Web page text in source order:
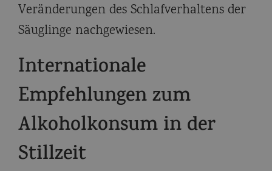
Veränderungen des Schlafverhaltens der
Säuglinge nachgewiesen.
Internationale
Empfehlungen zum
Alkoholkonsum in der
Stillzeit